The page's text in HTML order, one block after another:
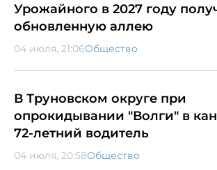
Урожайного в 2027 году
обновленную аллею
04 июля, 21:06Общество
В Труновском округе при
опрокидывании "Волги" в
72-летний водитель
04 июля, 20:58Общество